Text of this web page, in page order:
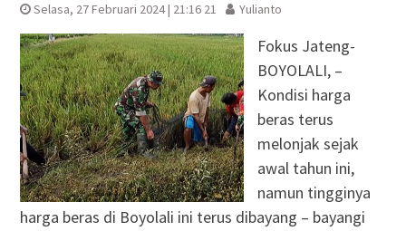
Selasa, 27 Februari 2024 | 21:16 21 Yulianto
Fokus Jateng-
BOYOLALI, –
Kondisi harga
beras terus
melonjak sejak
awal tahun ini,
namun tingginya
harga beras di Boyolali ini terus dibayang – bayangi